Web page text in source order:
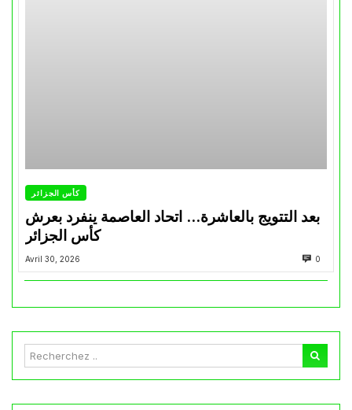
كأس الجزائر
بعد التتويج بالعاشرة… اتحاد العاصمة ينفرد بعرش
كأس الجزائر
Avril 30, 2026 0